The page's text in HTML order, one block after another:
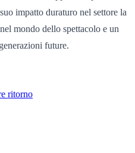
impatto duraturo nel settore la
mondo dello spettacolo e un
future.
ritorno